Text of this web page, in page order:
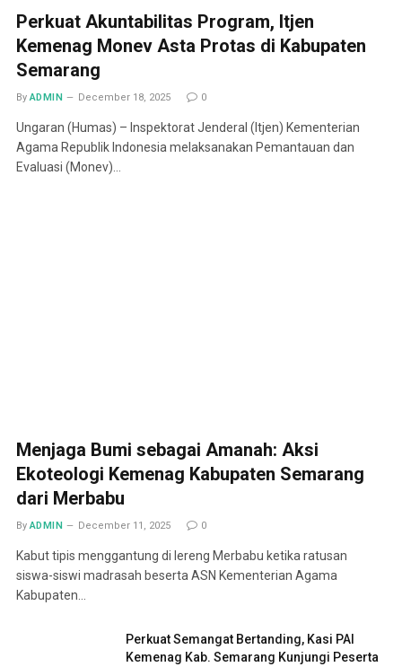
Perkuat Akuntabilitas Program, Itjen
Kemenag Monev Asta Protas di Kabupaten
Semarang
By ADMIN December 18, 2025 0
Ungaran (Humas) – Inspektorat Jenderal (Itjen) Kementerian
Agama Republik Indonesia melaksanakan Pemantauan dan
Evaluasi (Monev)…
Menjaga Bumi sebagai Amanah: Aksi
Ekoteologi Kemenag Kabupaten Semarang
dari Merbabu
By ADMIN December 11, 2025 0
Kabut tipis menggantung di lereng Merbabu ketika ratusan
siswa-siswi madrasah beserta ASN Kementerian Agama
Kabupaten…
Perkuat Semangat Bertanding, Kasi PAI
Kemenag Kab. Semarang Kunjungi Peserta